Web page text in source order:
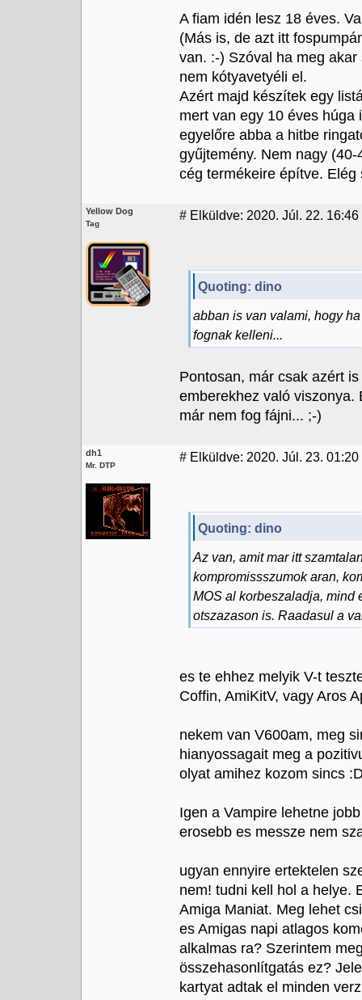
A fiam idén lesz 18 éves.
(Más is, de azt itt
van. :-) Szóval ha meg
nem kótyavetyéli el.
Azért majd készítek egy
mert van egy 10 éves
egyelőre abba a hitbe
gyűjtemény. Nem nagy
cég termékeire építve.
Yellow Dog
Tag
# Elküldve: 2020. Júl. 22. 16:46
Quoting: dino
abban is van valami, hogy
fognak kelleni...
Pontosan, már csak azért
emberekhez való viszonya.
már nem fog fájni... ;-)
dh1
Mr. DTP
# Elküldve: 2020. Júl. 23.
Quoting: dino
Az van, amit mar itt
kompromissszumok aran,
MOS al korbeszaladja, mind
otszazason is. Raadasul a
es te ehhez melyik V-t
Coffin, AmiKitV, vagy Aros
nekem van V600am, meg
hianyossagait meg a
olyat amihez kozom sincs
Igen a Vampire lehetne
erosebb es messze nem
ugyan ennyire ertektelen
nem! tudni kell hol a helye.
Amiga Maniat. Meg lehet
es Amigas napi atlagos
alkalmas ra? Szerintem
összehasonlítgatás ez?
kartyat adtak el minden